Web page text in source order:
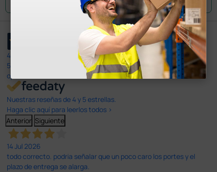
4,4
597
opiniones
Nuestras reseñas de 4 y 5 estrellas.
Haga clic aquí para leerlos todos >
Anterior Siguiente
14 Jul 2026
todo correcto. podria señalar que un poco caro los portes y el
plazo de entrega se alarga.